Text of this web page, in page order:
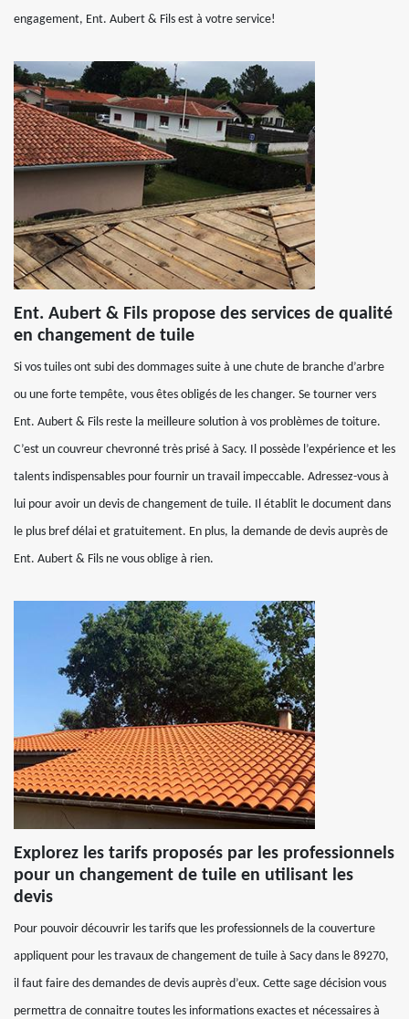
engagement, Ent. Aubert & Fils est à votre service!
Ent. Aubert & Fils propose des services de qualité
en changement de tuile
Si vos tuiles ont subi des dommages suite à une chute de branche d’arbre
ou une forte tempête, vous êtes obligés de les changer. Se tourner vers
Ent. Aubert & Fils reste la meilleure solution à vos problèmes de toiture.
C’est un couvreur chevronné très prisé à Sacy. Il possède l’expérience et les
talents indispensables pour fournir un travail impeccable. Adressez-vous à
lui pour avoir un devis de changement de tuile. Il établit le document dans
le plus bref délai et gratuitement. En plus, la demande de devis auprès de
Ent. Aubert & Fils ne vous oblige à rien.
Explorez les tarifs proposés par les professionnels
pour un changement de tuile en utilisant les
devis
Pour pouvoir découvrir les tarifs que les professionnels de la couverture
appliquent pour les travaux de changement de tuile à Sacy dans le 89270,
il faut faire des demandes de devis auprès d’eux. Cette sage décision vous
permettra de connaitre toutes les informations exactes et nécessaires à